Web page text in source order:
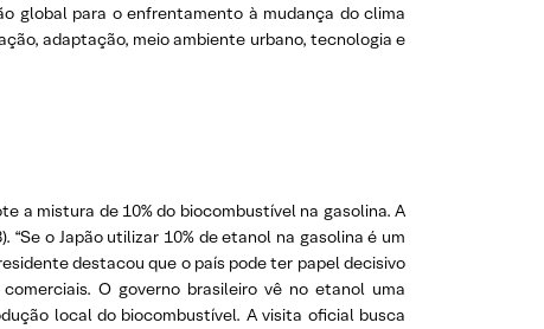
global para o enfrentamento à mudança do clima
adaptação, meio ambiente urbano, tecnologia e
a mistura de 10% do biocombustível na gasolina. A
o Japão utilizar 10% de etanol na gasolina é um
destacou que o país pode ter papel decisivo
O governo brasileiro vê no etanol uma
local do biocombustível. A visita oficial busca